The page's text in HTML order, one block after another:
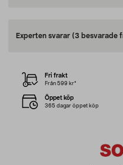
Experten svarar (3 besvarade
Fri frakt
Från 599 kr*
Öppet köp
365 dagar öppet köp